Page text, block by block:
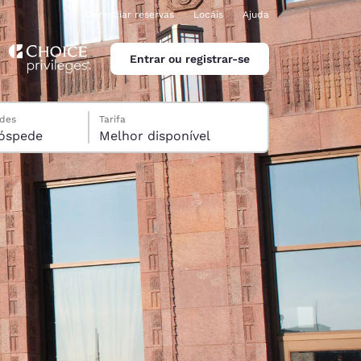
Gerenciar reservas Locais Ajuda
Entrar ou registrar-se
1 hóspede
Tarifa
Melhor disponível